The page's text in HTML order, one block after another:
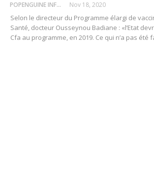
POPENGUINE INFO Nov 18, 2020
Selon le directeur du Programme élargi de
Santé, docteur Ousseynou Badiane : «l’Etat
Cfa au programme, en 2019. Ce qui n’a pas